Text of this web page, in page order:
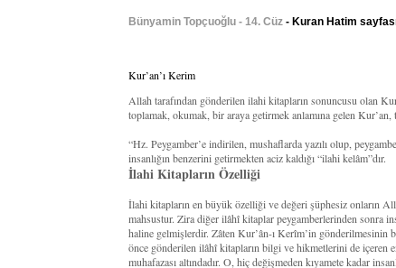
Bünyamin Topçuoğlu - 14. Cüz - Kuran Hatim
Kur’an’ı Kerim
Allah tarafından gönderilen ilahi kitapların sonuncusu olan
toplamak, okumak, bir araya getirmek anlamına gelen
“Hz. Peygamber’e indirilen, mushaflarda yazılı olup,
insanlığın benzerini getirmekten aciz kaldığı “ilahi kelâm”dır.
İlahi Kitapların Özelliği
İlahi kitapların en büyük özelliği ve değeri şüphesiz onların
mahsustur. Zira diğer ilâhî kitaplar peygamberlerinden sonra
haline gelmişlerdir. Zâten Kur’ân-ı Kerîm’in
önce gönderilen ilâhî kitapların bilgi ve hikmetlerini de içeren
muhafazası altındadır. O, hiç değişmeden kıyamete kadar